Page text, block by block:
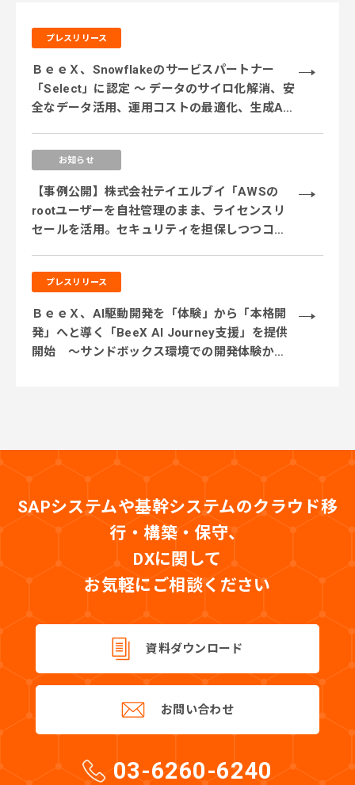
プレスリリース
ＢｅｅＸ、Snowflakeのサービスパートナー
「Select」に認定 ～ データのサイロ化解消、安
全なデータ活用、運用コストの最適化、生成AI
お知らせ
【事例公開】株式会社テイエルブイ「AWSの
rootユーザーを自社管理のまま、ライセンスリ
セールを活用。セキュリティを担保しつつコス
プレスリリース
ＢｅｅＸ、AI駆動開発を「体験」から「本格開
発」へと導く「BeeX AI Journey支援」を提供
開始 ～サンドボックス環境での開発体験から
SAPシステムや基幹システムのクラウド移
行・構築・保守、
DXに関して
お気軽にご相談ください
資料ダウンロード
お問い合わせ
03-6260-6240